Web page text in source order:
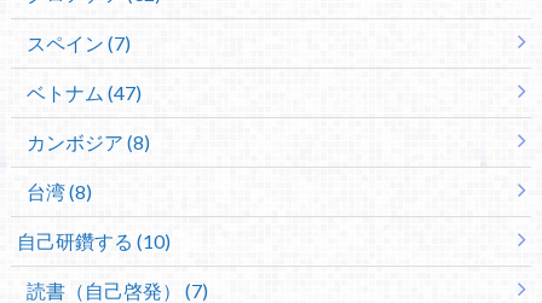
スペイン (7)
ベトナム (47)
カンボジア (8)
台湾 (8)
自己研鑽する (10)
読書（自己啓発） (7)